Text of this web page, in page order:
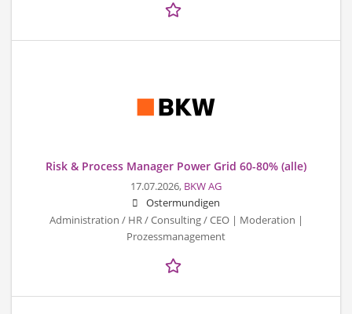
Risk & Process Manager Power Grid 60-80% (alle)
17.07.2026, BKW AG
Ostermundigen
Administration / HR / Consulting / CEO | Moderation |
Prozessmanagement